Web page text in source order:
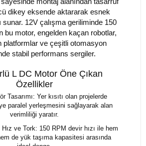
dikey eksende aktararak esnek
sunar. 12V çalışma geriliminde 150
bu motor, engelden kaçan robotlar,
platformlar ve çeşitli otomasyon
stabil performans sergiler.
L DC Motor Öne Çıkan
Özellikler
Tasarımı: Yer kısıtı olan projelerde
paralel yerleşmesini sağlayarak alan
verimliliği yaratır.
ve Tork: 150 RPM devir hızı ile hem
de yük taşıma kapasitesi arasında